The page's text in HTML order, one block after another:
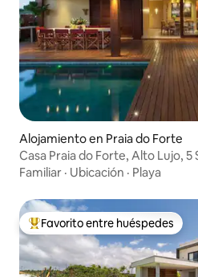
Alojamiento en Praia do Forte
Casa Praia do Forte, Alto Lujo, 5
Familiar · Ubicación · Playa
Favorito entre huéspedes
Favorito entre huéspedes